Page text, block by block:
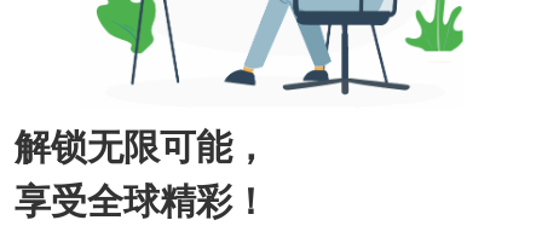
解锁无限可能，
享受全球精彩！